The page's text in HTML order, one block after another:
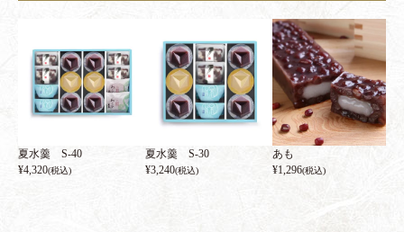
夏水羹 S-40
¥4,320(税込)
夏水羹 S-30
¥3,240(税込)
あも
¥1,296(税込)